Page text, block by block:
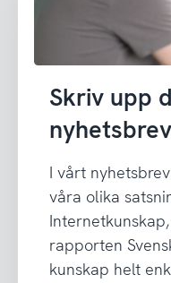
Skriv upp
I vårt
våra olika
rapporten
kunskap helt